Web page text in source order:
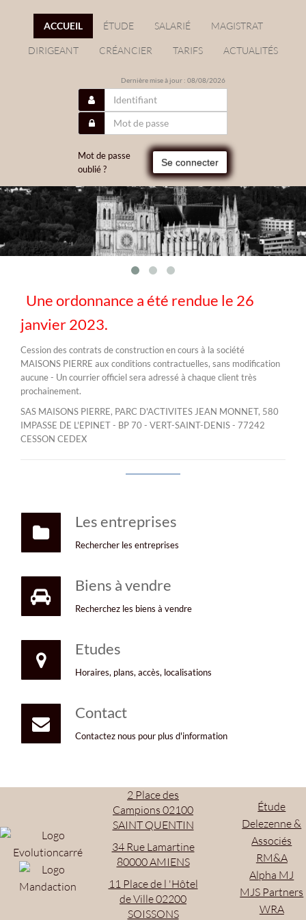
ACCUEIL ÉTUDE SALARIÉ MAGISTRAT
DIRIGEANT CRÉANCIER TARIFS ACTUALITÉS
Dernière mise à jour : 08/08/2026
Mot de passe
oublié ?
Se connecter
Une ordonnance a été rendue le 26
janvier 2023.
Cession des contrats de construction en cours à la société
MAISONS PIERRE aux conditions contractuelles, sans modification
aucune - Un courrier officiel sera adressé à chaque client très
prochainement.
SAS MAISONS PIERRE, PARC D'ACTIVITES JEAN MONNET, 580
IMPASSE DE L'EPINET - BP 70 - VERT-SAINT-DENIS - 77242
CESSON CEDEX
Les entreprises
Rechercher les entreprises
Biens à vendre
Recherchez les biens à vendre
Etudes
Horaires, plans, accès, localisations
Contact
Contactez nous pour plus d'information
2 Place des
Campions 02100
SAINT QUENTIN
34 Rue Lamartine
80000 AMIENS
11 Place de l 'Hôtel
de Ville 02200
SOISSONS
Étude
Delezenne &
Associés
RM&A
Alpha MJ
MJS Partners
WRA